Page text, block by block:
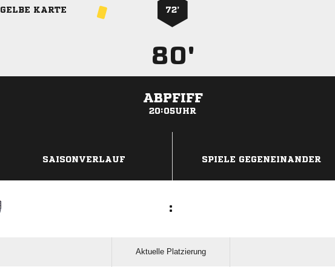
GELBE KARTE 72’
80'
ABPFIFF
20:05UHR
SAISONVERLAUF SPIELE GEGENEINANDER
:
Aktuelle Platzierung